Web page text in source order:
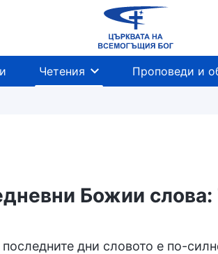
Четения Проповеди и
Му Съдът в последните
Божии слова:
дни словото е по-